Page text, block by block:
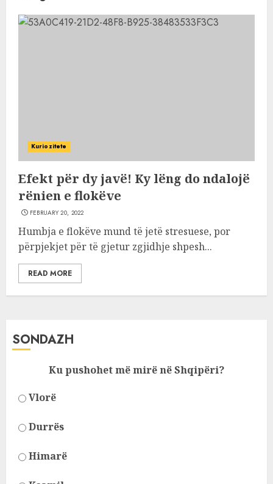
Kuriozitete
Efekt për dy javë! Ky lëng do ndalojë
rënien e flokëve
FEBRUARY 20, 2022
Humbja e flokëve mund të jetë stresuese, por
përpjekjet për të gjetur zgjidhje shpesh...
READ MORE
SONDAZH
Ku pushohet më mirë në Shqipëri?
Vlorë
Durrës
Himarë